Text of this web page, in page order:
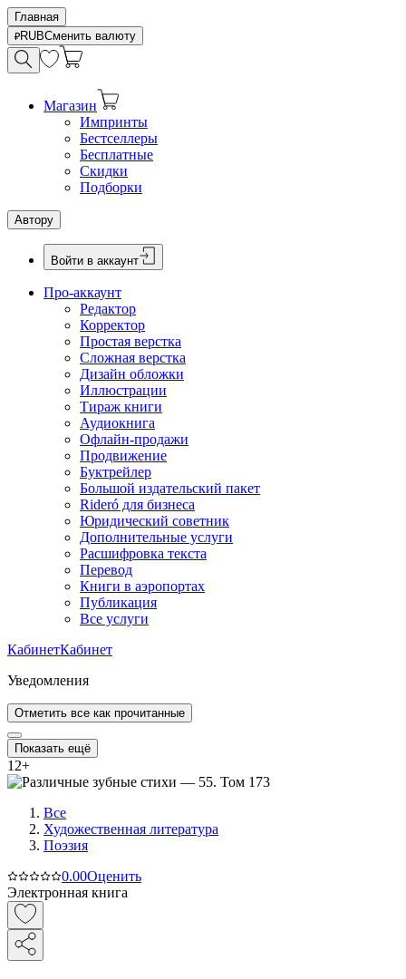
Главная
RUBСменить валюту
Магазин
Импринты
Бестселлеры
Бесплатные
Скидки
Подборки
Автору
Войти в аккаунт
Про-аккаунт
Редактор
Корректор
Простая верстка
Сложная верстка
Дизайн обложки
Иллюстрации
Тираж книги
Аудиокнига
Офлайн-продажи
Продвижение
Буктрейлер
Большой издательский пакет
Rideró для бизнеса
Юридический советник
Дополнительные услуги
Расшифровка текста
Перевод
Книги в аэропортах
Публикация
Все услуги
КабинетКабинет
Уведомления
Отметить все как прочитанные
Показать ещё
12+
Все
Художественная литература
Поэзия
0.00Оценить
Электронная книга